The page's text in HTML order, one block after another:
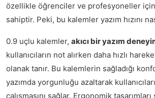
özellikle öğrenciler ve profesyoneller
sahiptir. Peki, bu kalemler yazım hızını
0.9 uçlu kalemler, akıcı bir yazım
kullanıcıların not alırken daha hızlı
olanak tanır. Bu kalemlerin sağladığı
yazımda yorgunluğu azaltarak
çalışmasını sağlar. Ergonomik